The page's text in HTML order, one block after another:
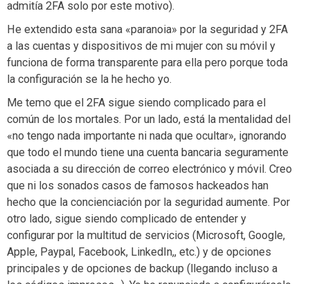
admitía 2FA solo por este motivo).
He extendido esta sana «paranoia» por la seguridad y 2FA
a las cuentas y dispositivos de mi mujer con su móvil y
funciona de forma transparente para ella pero porque toda
la configuración se la he hecho yo.
Me temo que el 2FA sigue siendo complicado para el
común de los mortales. Por un lado, está la mentalidad del
«no tengo nada importante ni nada que ocultar», ignorando
que todo el mundo tiene una cuenta bancaria seguramente
asociada a su dirección de correo electrónico y móvil. Creo
que ni los sonados casos de famosos hackeados han
hecho que la concienciación por la seguridad aumente. Por
otro lado, sigue siendo complicado de entender y
configurar por la multitud de servicios (Microsoft, Google,
Apple, Paypal, Facebook, LinkedIn,, etc.) y de opciones
principales y de opciones de backup (llegando incluso a